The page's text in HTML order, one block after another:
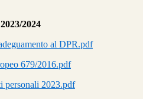
2024
al DPR.pdf
679/2016.pdf
2023.pdf